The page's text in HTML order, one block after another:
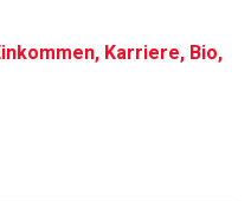
Karriere, Bio,